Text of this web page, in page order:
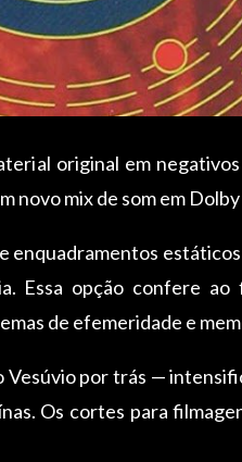
original em
novo mix de som em
Essa opção confere
de efemeridade e
por trás —
Os cortes para